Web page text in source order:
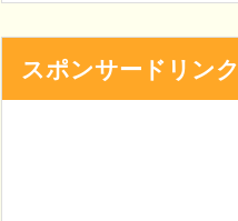
スポンサードリンク